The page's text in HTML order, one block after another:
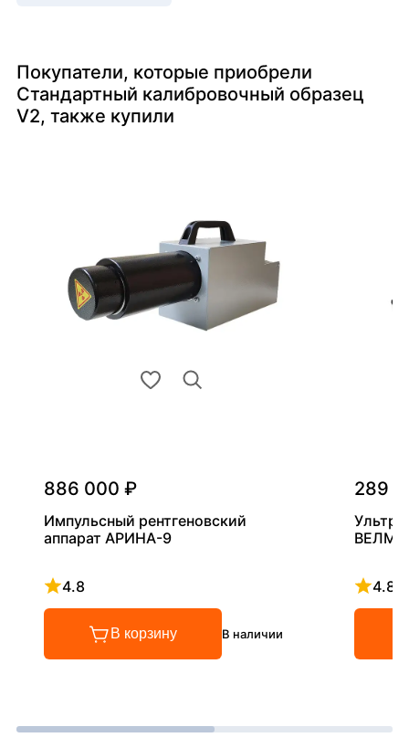
Покупатели, которые приобрели
Стандартный калибровочный образец
V2, также купили
886 000 ₽
Импульсный рентгеновский
аппарат АРИНА-9
4.8
Рейтинг 4.8 из 5
В корзину В наличии
289
4.8